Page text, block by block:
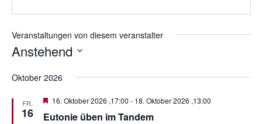
Veranstaltungen von diesem veranstalter
Anstehend
a
Oktober 2026
FR.
16 Eutonie üben im Tandem
H
r
16. Oktober 2026 ,17:00 - 18. Oktober 2026 ,13:00